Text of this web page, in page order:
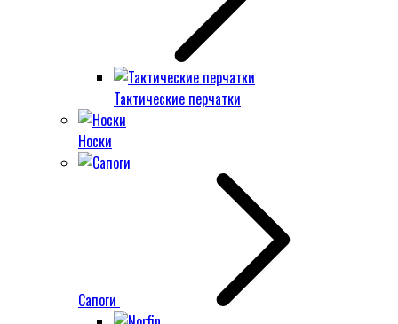
Тактические перчатки
Носки
Сапоги